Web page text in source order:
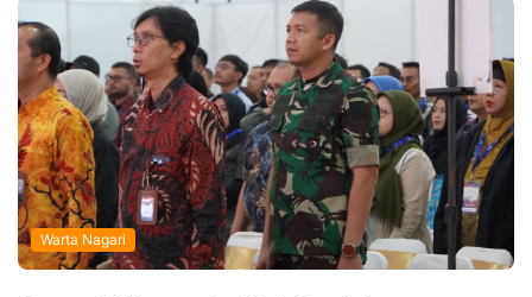
Warta Nagari